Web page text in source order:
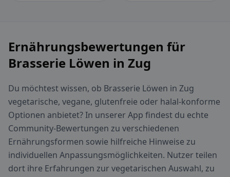
Ernährungsbewertungen für
Brasserie Löwen in Zug
Du möchtest wissen, ob Brasserie Löwen in Zug
vegetarische, vegane, glutenfreie oder halal-konforme
Optionen anbietet? In unserer App findest du echte
Community-Bewertungen zu verschiedenen
Ernährungsformen sowie hilfreiche Hinweise zu
individuellen Anpassungsmöglichkeiten. Nutzer teilen
dort ihre Erfahrungen zur vegetarischen Auswahl, zu